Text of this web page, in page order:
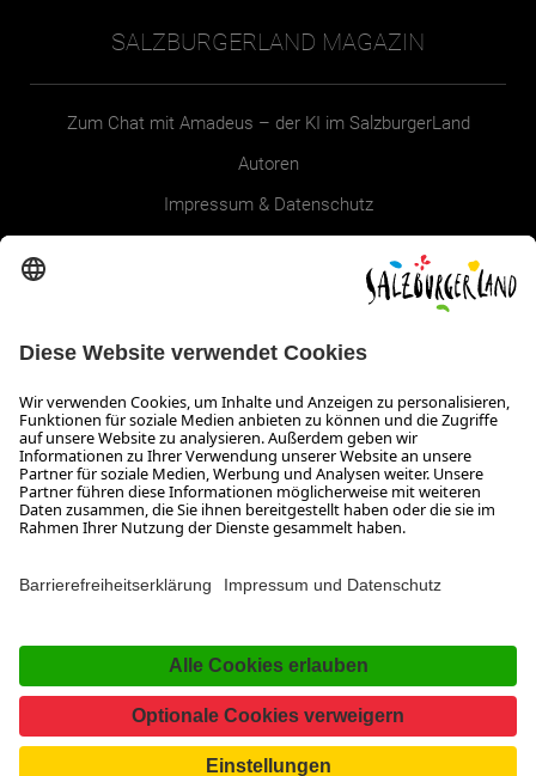
SALZBURGERLAND MAGAZIN
Zum Chat mit Amadeus – der KI im SalzburgerLand
Autoren
Impressum & Datenschutz
SALZBURGERLAND
Infos zum Urlaub im SalzburgerLand
Veranstaltungen im SalzburgerLand
Aktuelle Urlaubsangebote
Newsroom
Presse